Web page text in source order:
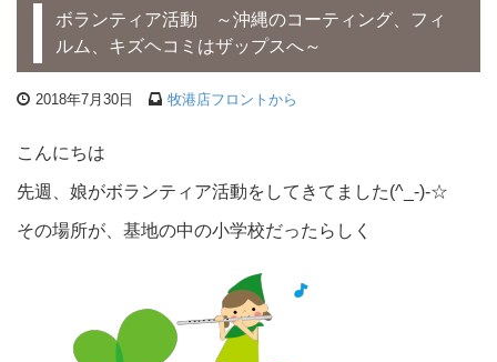
ボランティア活動 ～沖縄のコーティング、フィ
ルム、キズヘコミはザップスへ～
2018年7月30日 牧港店フロントから
こんにちは
先週、娘がボランティア活動をしてきてました(^_-)-☆
その場所が、基地の中の小学校だったらしく